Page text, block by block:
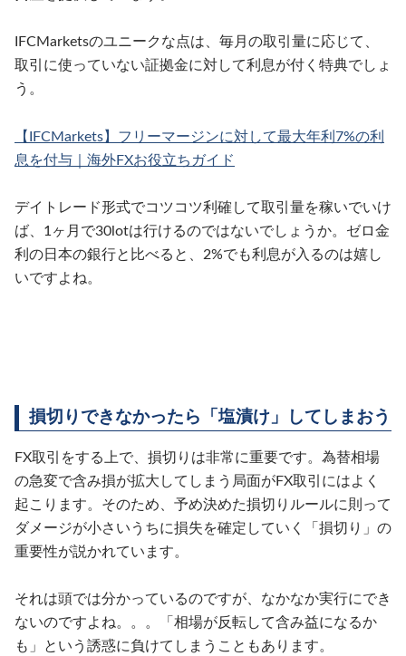
IFCMarketsのユニークな点は、毎月の取引量に応じて、
取引に使っていない証拠金に対して利息が付く特典でしょ
う。
【IFCMarkets】フリーマージンに対して最大年利7%の利
息を付与｜海外FXお役立ちガイド
デイトレード形式でコツコツ利確して取引量を稼いでいけ
ば、1ヶ月で30lotは行けるのではないでしょうか。ゼロ金
利の日本の銀行と比べると、2%でも利息が入るのは嬉し
いですよね。
損切りできなかったら「塩漬け」してしまおう
FX取引をする上で、損切りは非常に重要です。為替相場
の急変で含み損が拡大してしまう局面がFX取引にはよく
起こります。そのため、予め決めた損切りルールに則って
ダメージが小さいうちに損失を確定していく「損切り」の
重要性が説かれています。
それは頭では分かっているのですが、なかなか実行にでき
ないのですよね。。。「相場が反転して含み益になるか
も」という誘惑に負けてしまうこともあります。